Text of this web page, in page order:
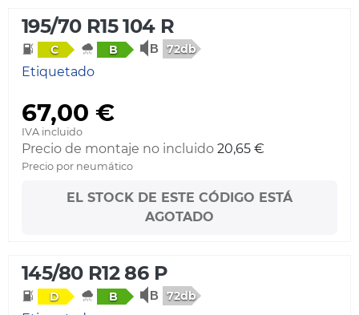
195/70 R15 104 R
C B 72db
Etiquetado
67,00 €
IVA incluido
Precio de montaje no incluido 20,65 €
Precio por neumático
EL STOCK DE ESTE CÓDIGO ESTÁ
AGOTADO
145/80 R12 86 P
D B 72db